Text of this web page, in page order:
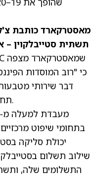
תשתית סטייבלקוין –
כי "רוב המוסדות
דבר שירותי
תחרות בלתי נמנעת – לא אופציה.
בתחומי שיפוט
יכולת סליקה
התשלומים שלה,